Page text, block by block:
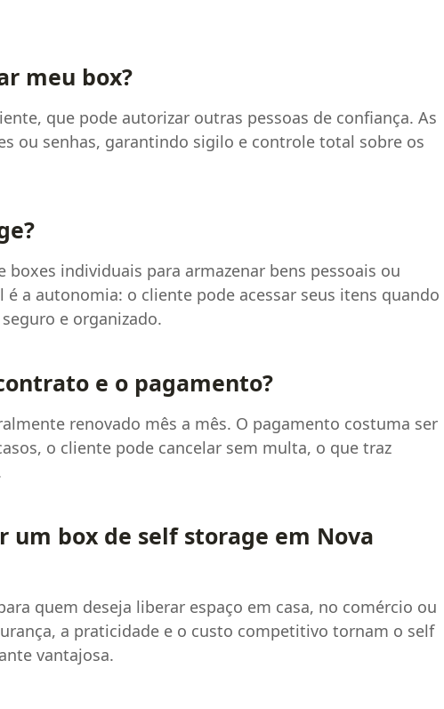
meu box?
que pode autorizar outras pessoas de confiança. As
ou senhas, garantindo sigilo e controle total sobre os
boxes individuais para armazenar bens pessoais ou
é a autonomia: o cliente pode acessar seus itens quando
e organizado.
e o pagamento?
renovado mês a mês. O pagamento costuma ser
o cliente pode cancelar sem multa, o que traz
um box de self storage em Nova
quem deseja liberar espaço em casa, no comércio ou
a praticidade e o custo competitivo tornam o self
vantajosa.